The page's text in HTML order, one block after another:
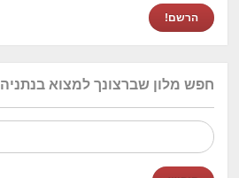
חפש מלון שברצונך למצוא בנתניה
חיפוש: